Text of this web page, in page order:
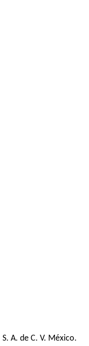
A. de C. V. México.